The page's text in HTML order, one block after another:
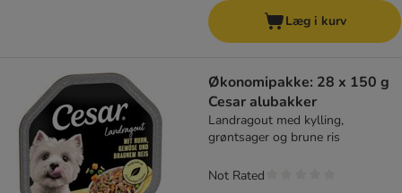
Læg i kurv
Økonomipakke: 28 x 150 g
Cesar alubakker
Landragout med kylling,
grøntsager og brune ris
Not Rated